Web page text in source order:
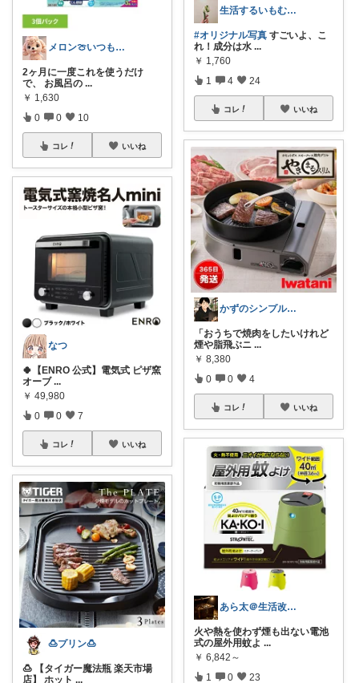
メロン🍈いつも感謝様✨️
2ヶ月に一度これを使うだけ
で、 お風呂の ...
￥ 1,630
0 0 10
コレ いいね
なつ
🍀【ENRO 公式】電気式 ピザ窯
オーブ ...
￥ 49,980
0 0 7
コレ いいね
🍮プリン🍮
🍮 【タイガー魔法瓶 楽天市場
店】 ホット ...
生活するいもむし / zawa
#オリジナル写真 すごいよ、こ
れ！成分は水 ...
￥ 1,760
1 4 24
コレ いいね
かずのシンプル生活｜一生モノに出会う場所
​「おうちで焼肉をしたいけれど
煙や脂飛ぶニ ...
￥ 8,380
0 0 4
コレ いいね
あら太＠生活改善ラボ
火や熱を使わず煙も出ない電池
式の屋外用蚊よ ...
￥ 6,842～
1 0 23